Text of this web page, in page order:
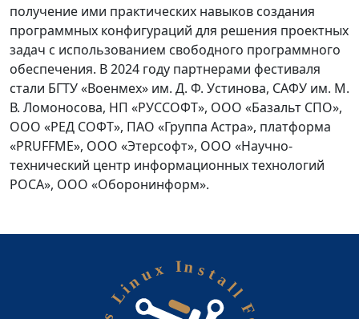
получение ими практических навыков создания
программных конфигураций для решения проектных
задач с использованием свободного программного
обеспечения. В 2024 году партнерами фестиваля
стали БГТУ «Военмех» им. Д. Ф. Устинова, САФУ им. М.
В. Ломоносова, НП «РУССОФТ», ООО «Базальт СПО»,
ООО «РЕД СОФТ», ПАО «Группа Астра», платформа
«PRUFFME», ООО «Этерсофт», ООО «Научно-
технический центр информационных технологий
РОСА», ООО «Оборонинформ».